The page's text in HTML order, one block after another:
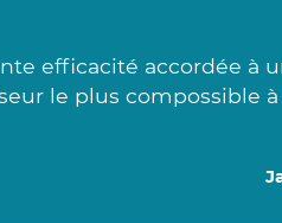
efficacité accordée à
le plus compossible